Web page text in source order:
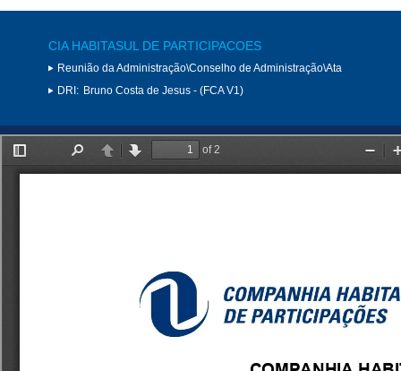
CIA HABITASUL DE PARTICIPACOES
Reunião da Administração\Conselho de Administração\Ata
DRI: Bruno Costa de Jesus - (FCA V1)